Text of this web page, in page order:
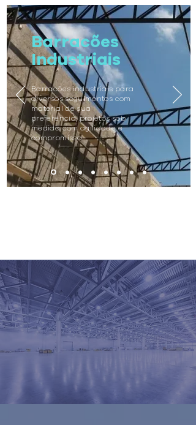
Barracões
Industriais
Barracões industriais para
diversos seguimentos com
material de sua
preferência, projetos sob
medida com agilidade e
compromisso.